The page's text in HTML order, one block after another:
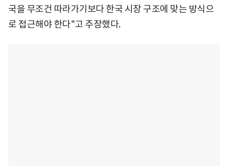
국을 무조건 따라가기보다 한국 시장 구조에 맞는 방식으
로 접근해야 한다"고 주장했다.